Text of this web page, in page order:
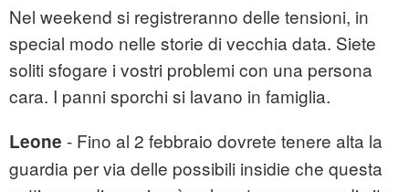
Nel weekend si registreranno delle tensioni, in
special modo nelle storie di vecchia data. Siete
soliti sfogare i vostri problemi con una persona
cara. I panni sporchi si lavano in famiglia.
Leone - Fino al 2 febbraio dovrete tenere alta la
guardia per via delle possibili insidie che questa